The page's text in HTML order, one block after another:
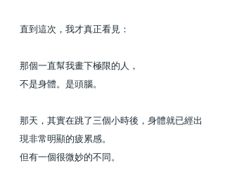
直到這次，我才真正看見：
那個一直幫我畫下極限的人，
不是身體。是頭腦。
那天，其實在跳了三個小時後，身體就已經出
現非常明顯的疲累感。
但有一個很微妙的不同。